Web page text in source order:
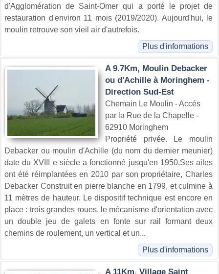
d'Agglomération de Saint-Omer qui a porté le projet de
restauration d'environ 11 mois (2019/2020). Aujourd'hui, le
moulin retrouve son vieil air d'autrefois.
Plus d'informations
A 9.7Km, Moulin Debacker
ou d'Achille à Moringhem -
Direction Sud-Est
Chemain Le Moulin - Accés
par la Rue de la Chapelle -
62910 Moringhem
Propriété privée. Le moulin
Debacker ou moulin d'Achille (du nom du dernier meunier)
date du XVIII e siècle a fonctionné jusqu'en 1950.Ses ailes
ont été réimplantées en 2010 par son propriétaire, Charles
Debacker Construit en pierre blanche en 1799, et culmine à
11 mètres de hauteur. Le dispositif technique est encore en
place : trois grandes roues, le mécanisme d'orientation avec
un double jeu de galets en fonte sur rail formant deux
chemins de roulement, un vertical et un...
Plus d'informations
A 11Km, Village Saint